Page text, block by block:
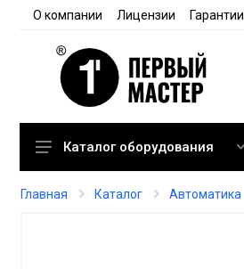
О компании Лицензии Гарантии
Кондиционирование
Каталог оборудования
Главная Каталог Автоматика